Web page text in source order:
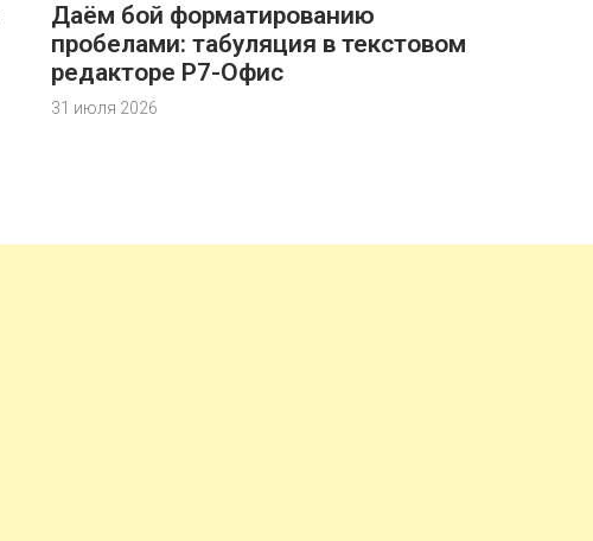
Даём бой форматированию
пробелами: табуляция в текстовом
редакторе Р7-Офис
31 июля 2026